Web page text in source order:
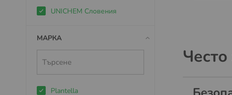
UNICHEM Словения
МАРКА
Plantella